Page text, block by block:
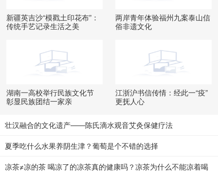
新疆英吉沙“模戳土印花布”：
传统手艺记录生活之美
两岸青年体验福州九案泰山信
俗非遗文化
湖南一高校举行民族文化节
彰显民族团结一家亲
江浙沪书信传情：经此一“疫”
更抚人心
壮汉融合的文化遗产——陈氏滴水观音艾灸保健疗法
夏季吃什么水果养阴生津？葡萄是个不错的选择
凉茶≠凉的茶 喝凉了的凉茶真的健康吗？凉茶为什么不能凉着喝